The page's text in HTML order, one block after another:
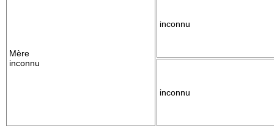
Mère
inconnu
inconnu
inconnu